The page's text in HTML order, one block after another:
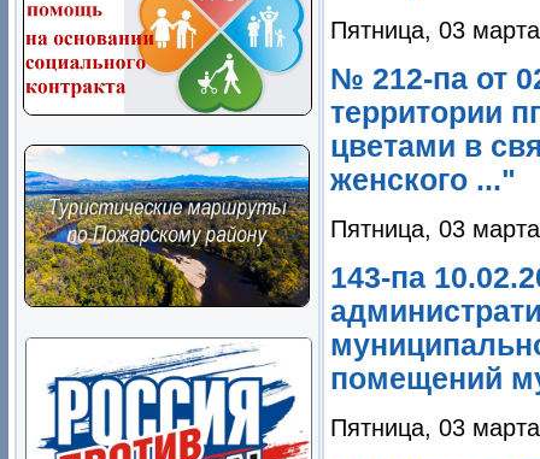
Пятница, 03
№ 212-па от
территории
цветами в
женского ..."
Пятница, 03
143-па
помещений
Пятница, 03